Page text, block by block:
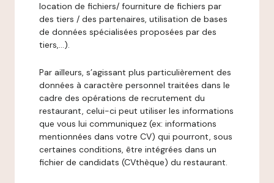
location de fichiers/ fourniture de fichiers par
des tiers / des partenaires, utilisation de bases
de données spécialisées proposées par des
tiers,…).
Par ailleurs, s’agissant plus particulièrement des
données à caractère personnel traitées dans le
cadre des opérations de recrutement du
restaurant, celui-ci peut utiliser les informations
que vous lui communiquez (ex: informations
mentionnées dans votre CV) qui pourront, sous
certaines conditions, être intégrées dans un
fichier de candidats (CVthèque) du restaurant.